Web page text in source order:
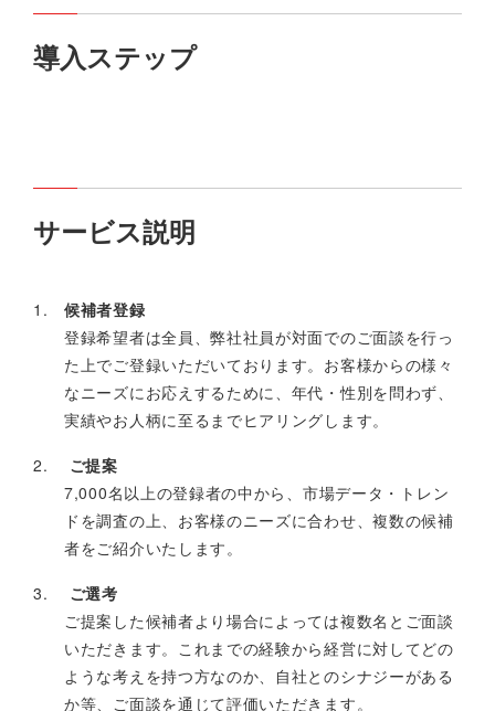
導入ステップ
サービス説明
候補者登録
登録希望者は全員、弊社社員が対面でのご面談を行っ
た上でご登録いただいております。お客様からの様々
なニーズにお応えするために、年代・性別を問わず、
実績やお人柄に至るまでヒアリングします。
ご提案
7,000名以上の登録者の中から、市場データ・トレン
ドを調査の上、お客様のニーズに合わせ、複数の候補
者をご紹介いたします。
ご選考
ご提案した候補者より場合によっては複数名とご面談
いただきます。これまでの経験から経営に対してどの
ような考えを持つ方なのか、自社とのシナジーがある
か等、ご面談を通じて評価いただきます。